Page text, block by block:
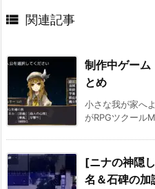
 関連記事
制作中ゲーム
とめ
小さな我が家へ
がRPGツクール
[ニナの神隠
名＆石碑の加